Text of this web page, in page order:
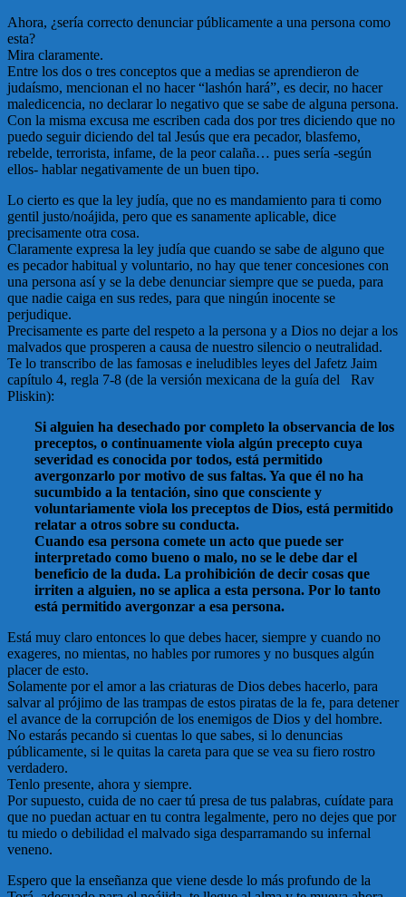
Ahora, ¿sería correcto denunciar públicamente a una persona como
esta?
Mira claramente.
Entre los dos o tres conceptos que a medias se aprendieron de
judaísmo, mencionan el no hacer “lashón hará”, es decir, no hacer
maledicencia, no declarar lo negativo que se sabe de alguna persona.
Con la misma excusa me escriben cada dos por tres diciendo que no
puedo seguir diciendo del tal Jesús que era pecador, blasfemo,
rebelde, terrorista, infame, de la peor calaña… pues sería -según
ellos- hablar negativamente de un buen tipo.
Lo cierto es que la ley judía, que no es mandamiento para ti como
gentil justo/noájida, pero que es sanamente aplicable, dice
precisamente otra cosa.
Claramente expresa la ley judía que cuando se sabe de alguno que
es pecador habitual y voluntario, no hay que tener concesiones con
una persona así y se la debe denunciar siempre que se pueda, para
que nadie caiga en sus redes, para que ningún inocente se
perjudique.
Precisamente es parte del respeto a la persona y a Dios no dejar a los
malvados que prosperen a causa de nuestro silencio o neutralidad.
Te lo transcribo de las famosas e ineludibles leyes del Jafetz Jaim
capítulo 4, regla 7-8 (de la versión mexicana de la guía del Rav
Pliskin):
Si alguien ha desechado por completo la observancia de los
preceptos, o continuamente viola algún precepto cuya
severidad es conocida por todos, está permitido
avergonzarlo por motivo de sus faltas. Ya que él no ha
sucumbido a la tentación, sino que consciente y
voluntariamente viola los preceptos de Dios, está permitido
relatar a otros sobre su conducta.
Cuando esa persona comete un acto que puede ser
interpretado como bueno o malo, no se le debe dar el
beneficio de la duda. La prohibición de decir cosas que
irriten a alguien, no se aplica a esta persona. Por lo tanto
está permitido avergonzar a esa persona.
Está muy claro entonces lo que debes hacer, siempre y cuando no
exageres, no mientas, no hables por rumores y no busques algún
placer de esto.
Solamente por el amor a las criaturas de Dios debes hacerlo, para
salvar al prójimo de las trampas de estos piratas de la fe, para detener
el avance de la corrupción de los enemigos de Dios y del hombre.
No estarás pecando si cuentas lo que sabes, si lo denuncias
públicamente, si le quitas la careta para que se vea su fiero rostro
verdadero.
Tenlo presente, ahora y siempre.
Por supuesto, cuida de no caer tú presa de tus palabras, cuídate para
que no puedan actuar en tu contra legalmente, pero no dejes que por
tu miedo o debilidad el malvado siga desparramando su infernal
veneno.
Espero que la enseñanza que viene desde lo más profundo de la